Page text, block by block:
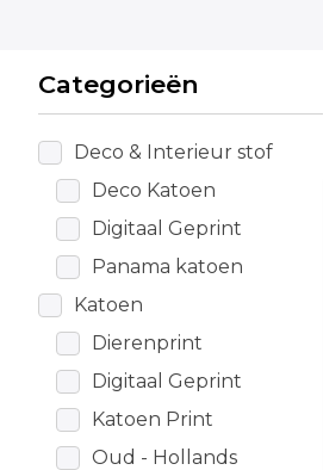
Categorieën
Deco & Interieur stof
Deco Katoen
Digitaal Geprint
Panama katoen
Katoen
Dierenprint
Digitaal Geprint
Katoen Print
Oud - Hollands